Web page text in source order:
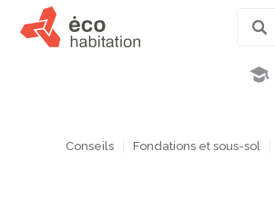
Conseils Fondations et sous-sol